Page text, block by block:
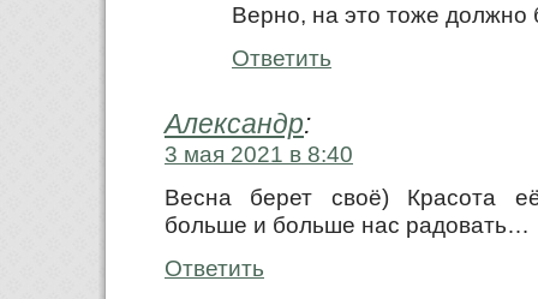
Верно, на это тоже должно
Ответить
Александр:
3 мая 2021 в 8:40
Весна берет своё) Красота
больше и больше нас радовать…
Ответить